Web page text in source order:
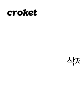
크
삭